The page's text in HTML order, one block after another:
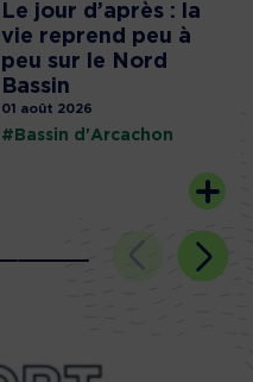
Le jour d’après : la
vie reprend peu à
peu sur le Nord
Bassin
01 août 2026
#Bassin d'Arcachon